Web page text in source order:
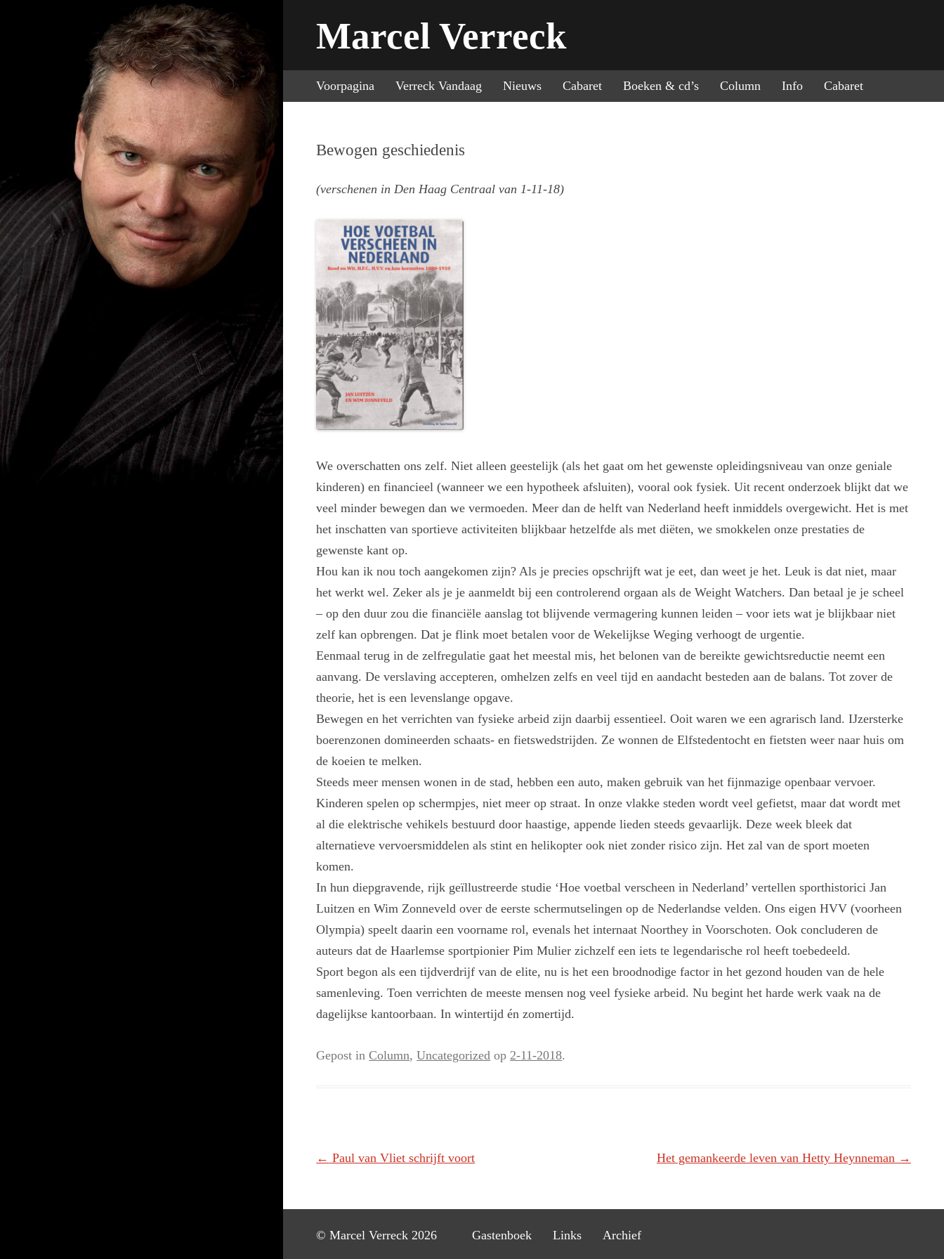
Marcel Verreck
Voorpagina Verreck Vandaag Nieuws Cabaret Boeken & cd’s Column Info Cabaret
Bewogen geschiedenis
(verschenen in Den Haag Centraal van 1-11-18)
We overschatten ons zelf. Niet alleen geestelijk (als het gaat om het gewenste opleidingsniveau van onze geniale
kinderen) en financieel (wanneer we een hypotheek afsluiten), vooral ook fysiek. Uit recent onderzoek blijkt dat we
veel minder bewegen dan we vermoeden. Meer dan de helft van Nederland heeft inmiddels overgewicht. Het is met
het inschatten van sportieve activiteiten blijkbaar hetzelfde als met diëten, we smokkelen onze prestaties de
gewenste kant op.
Hou kan ik nou toch aangekomen zijn? Als je precies opschrijft wat je eet, dan weet je het. Leuk is dat niet, maar
het werkt wel. Zeker als je je aanmeldt bij een controlerend orgaan als de Weight Watchers. Dan betaal je je scheel
– op den duur zou die financiële aanslag tot blijvende vermagering kunnen leiden – voor iets wat je blijkbaar niet
zelf kan opbrengen. Dat je flink moet betalen voor de Wekelijkse Weging verhoogt de urgentie.
Eenmaal terug in de zelfregulatie gaat het meestal mis, het belonen van de bereikte gewichtsreductie neemt een
aanvang. De verslaving accepteren, omhelzen zelfs en veel tijd en aandacht besteden aan de balans. Tot zover de
theorie, het is een levenslange opgave.
Bewegen en het verrichten van fysieke arbeid zijn daarbij essentieel. Ooit waren we een agrarisch land. IJzersterke
boerenzonen domineerden schaats- en fietswedstrijden. Ze wonnen de Elfstedentocht en fietsten weer naar huis om
de koeien te melken.
Steeds meer mensen wonen in de stad, hebben een auto, maken gebruik van het fijnmazige openbaar vervoer.
Kinderen spelen op schermpjes, niet meer op straat. In onze vlakke steden wordt veel gefietst, maar dat wordt met
al die elektrische vehikels bestuurd door haastige, appende lieden steeds gevaarlijk. Deze week bleek dat
alternatieve vervoersmiddelen als stint en helikopter ook niet zonder risico zijn. Het zal van de sport moeten
komen.
In hun diepgravende, rijk geïllustreerde studie ‘Hoe voetbal verscheen in Nederland’ vertellen sporthistorici Jan
Luitzen en Wim Zonneveld over de eerste schermutselingen op de Nederlandse velden. Ons eigen HVV (voorheen
Olympia) speelt daarin een voorname rol, evenals het internaat Noorthey in Voorschoten. Ook concluderen de
auteurs dat de Haarlemse sportpionier Pim Mulier zichzelf een iets te legendarische rol heeft toebedeeld.
Sport begon als een tijdverdrijf van de elite, nu is het een broodnodige factor in het gezond houden van de hele
samenleving. Toen verrichten de meeste mensen nog veel fysieke arbeid. Nu begint het harde werk vaak na de
dagelijkse kantoorbaan. In wintertijd én zomertijd.
Gepost inColumn,Uncategorized op 2-11-2018.
Berichtnavigatie
← Paul van Vliet schrijft voort Het gemankeerde leven van Hetty Heynneman →
© Marcel Verreck 2026Gastenboek Links Archief